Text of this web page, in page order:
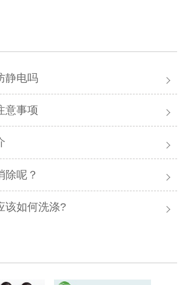
静电吗
意事项
除呢？
该如何洗涤?